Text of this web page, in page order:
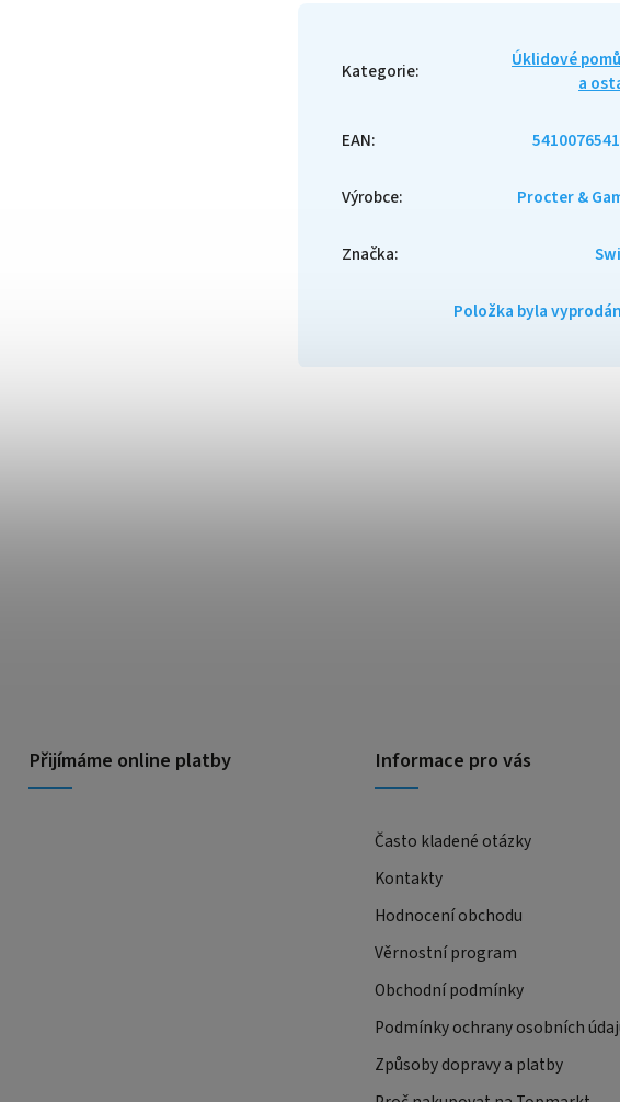
Kategorie:
Úklidové
a
EAN:
Výrobce: Procter &
Značka:
Položka byla
Přijímáme online platby Informace pro vás
Často kladené otázky
Kontakty
Hodnocení obchodu
Věrnostní program
Obchodní podmínky
Podmínky ochrany osobních
Způsoby dopravy a platby